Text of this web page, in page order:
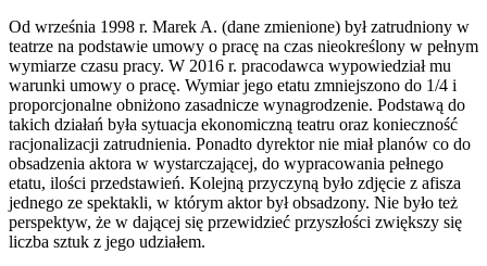
Od września 1998 r. Marek A. (dane zmienione) był zatrudniony w
teatrze na podstawie umowy o pracę na czas nieokreślony w pełnym
wymiarze czasu pracy. W 2016 r. pracodawca wypowiedział mu
warunki umowy o pracę. Wymiar jego etatu zmniejszono do 1/4 i
proporcjonalne obniżono zasadnicze wynagrodzenie. Podstawą do
takich działań była sytuacja ekonomiczną teatru oraz konieczność
racjonalizacji zatrudnienia. Ponadto dyrektor nie miał planów co do
obsadzenia aktora w wystarczającej, do wypracowania pełnego
etatu, ilości przedstawień. Kolejną przyczyną było zdjęcie z afisza
jednego ze spektakli, w którym aktor był obsadzony. Nie było też
perspektyw, że w dającej się przewidzieć przyszłości zwiększy się
liczba sztuk z jego udziałem.